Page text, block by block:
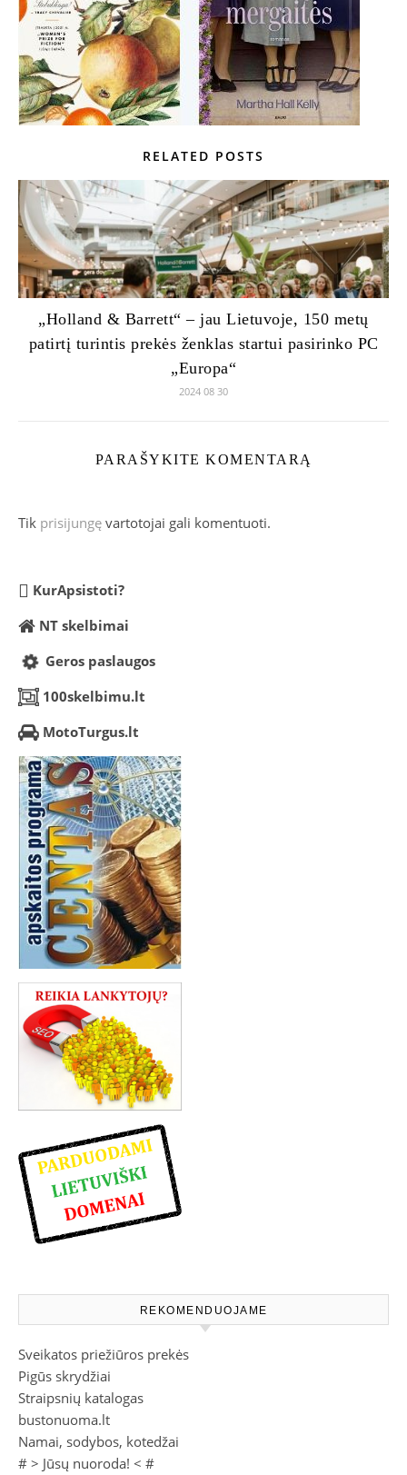
RELATED POSTS
„Holland & Barrett“ – jau Lietuvoje, 150 metų
patirtį turintis prekės ženklas startui pasirinko PC
„Europa“
2024 08 30
PARAŠYKITE KOMENTARĄ
Tik prisijungę vartotojai gali komentuoti.
KurApsistoti?
NT skelbimai
Geros paslaugos
100skelbimu.lt
MotoTurgus.lt
REKOMENDUOJAME
Sveikatos priežiūros prekės
Pigūs skrydžiai
Straipsnių katalogas
bustonuoma.lt
Namai, sodybos, kotedžai
# > Jūsų nuoroda! < #